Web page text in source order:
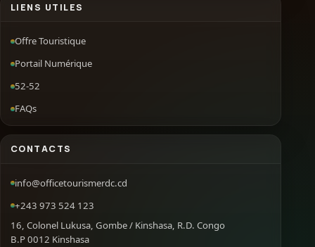
LIENS UTILES
Offre Touristique
Portail Numérique
52-52
FAQs
CONTACTS
info@officetourismerdc.cd
+243 973 524 123
16, Colonel Lukusa, Gombe / Kinshasa, R.D. Congo
B.P 0012 Kinshasa